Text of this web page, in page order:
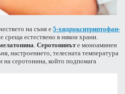
на съня е5-хидрокситриптофан-
среща естествено в някои храни.
. Серотонинъте моноаминен
настроението, телесната температура
серотонина, който подпомага